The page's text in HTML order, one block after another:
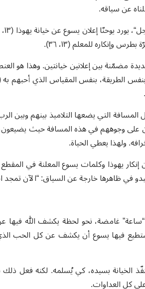
عن سياقه.
وإنكاره للمعلم (١٣، ٣٦).
مضمّنة بين إعلانين خيانتين. وهذا
الطريقة، بنفس المقياس الذي أحبهم به
التي يضعها التلاميذ بينهم وبين
على وجوههم في هذه المسافة حيث يضيعون،
ولهذا يعطي الحياة.
إنكار يهوذا وكلمات يسوع المعلنة في
في ظاهرها خارجة عن السياق: “الآن تمجد ابن
“ساعة” غامضة، نحو لحظة يكشف الله
فيها يسوع أن يكشف عن كل الحب
الخيانة بسيده، كي يُسلمه. لكنه فعل
كل العداوات.